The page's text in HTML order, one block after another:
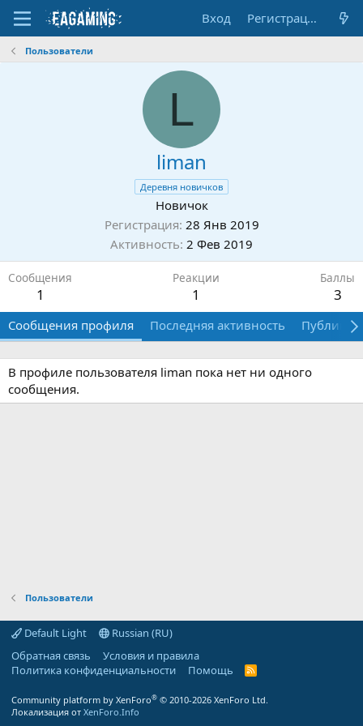
Вход Регистрация
Пользователи
L
liman
Деревня новичков
Новичок
Регистрация 28 Янв 2019
Активность 2 Фев 2019
Сообщения
1
Реакции
1
Баллы
3
Сообщения профиля Последняя активность
В профиле пользователя liman пока нет ни одного
сообщения.
Пользователи
Default Light
Russian (RU)
Обратная связь
Условия и правила
Политика конфиденциальности
Помощь
R
Community platform by XenForo® © 2010-2026 XenForo Ltd.
Локализация от XenForo.Info